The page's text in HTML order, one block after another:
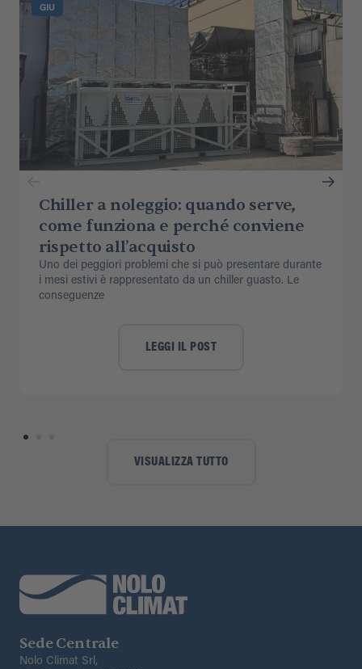
GIU
Chiller a noleggio: quando serve,
come funziona e perché conviene
rispetto all’acquisto
Uno dei peggiori problemi che si può presentare durante
i mesi estivi è rappresentato da un chiller guasto. Le
conseguenze
LEGGI IL POST
VISUALIZZA TUTTO
Sede Centrale
Nolo Climat Srl,